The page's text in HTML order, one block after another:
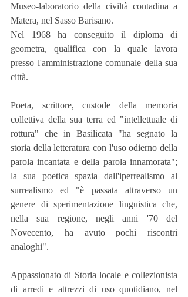
Museo-laboratorio della civiltà contadina a
Matera, nel Sasso Barisano.
Nel 1968 ha conseguito il diploma di
geometra, qualifica con la quale lavora
presso l'amministrazione comunale della sua
città.
Poeta, scrittore, custode della memoria
collettiva della sua terra ed "intellettuale di
rottura" che in Basilicata "ha segnato la
storia della letteratura con l'uso odierno della
parola incantata e della parola innamorata";
la sua poetica spazia dall'iperrealismo al
surrealismo ed "è passata attraverso un
genere di sperimentazione linguistica che,
nella sua regione, negli anni '70 del
Novecento, ha avuto pochi riscontri
analoghi".
Appassionato di Storia locale e collezionista
di arredi e attrezzi di uso quotidiano, nel